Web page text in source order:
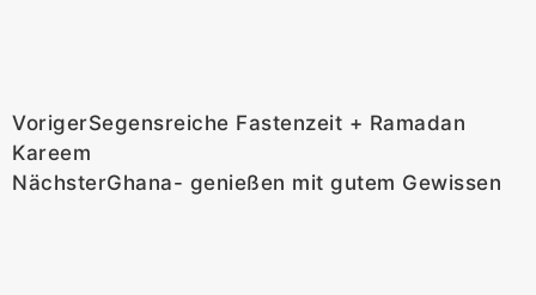
VorigerSegensreiche Fastenzeit + Ramadan
Kareem
NächsterGhana- genießen mit gutem Gewissen